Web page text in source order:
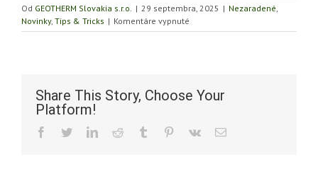
Od GEOTHERM Slovakia s.r.o. | 29 septembra, 2025 | Nezaradené
Novinky, Tips & Tricks | Komentáre vypnuté
Výmena
kondenzačný
Share This Story, Choose Your
Platform!
Facebook
TwitterLinkedInReddit Tumblr Pinterest
Vk Email